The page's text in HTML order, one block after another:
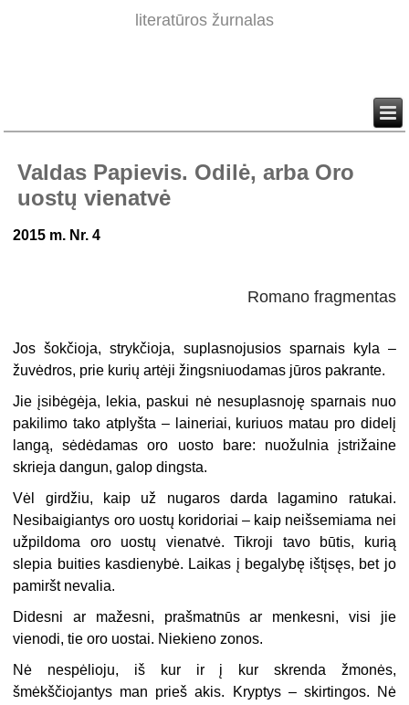
literatūros žurnalas
Valdas Papievis. Odilė, arba Oro
uostų vienatvė
2015 m. Nr. 4
Romano fragmentas
Jos šokčioja, strykčioja, suplasnojusios sparnais kyla –
žuvėdros, prie kurių artėji žingsniuodamas jūros pakrante.
Jie įsibėgėja, lekia, paskui nė nesuplasnoję sparnais nuo
pakilimo tako atplyšta – laineriai, kuriuos matau pro didelį
langą, sėdėdamas oro uosto bare: nuožulnia įstrižaine
skrieja dangun, galop dingsta.
Vėl girdžiu, kaip už nugaros darda lagamino ratukai.
Nesibaigiantys oro uostų koridoriai – kaip neišsemiama nei
užpildoma oro uostų vienatvė. Tikroji tavo būtis, kurią
slepia buities kasdienybė. Laikas į begalybę ištįsęs, bet jo
pamiršt nevalia.
Didesni ar mažesni, prašmatnūs ar menkesni, visi jie
vienodi, tie oro uostai. Niekieno zonos.
Nė nespėlioju, iš kur ir į kur skrenda žmonės,
šmėkščiojantys man prieš akis. Kryptys – skirtingos. Nė